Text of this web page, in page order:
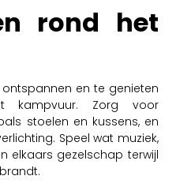
rond het
en te genieten
Zorg voor
stoelen en kussens, en
Speel wat muziek,
elkaars gezelschap terwijl